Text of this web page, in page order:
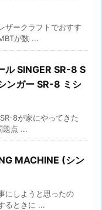
ザークラフトでおすす
が数 ...
ル SINGER SR-8 S
ンガー SR-8 ミシ
8が家にやってきた
題点 ...
MACHINE (シン
にしようと思ったの
るときに ...